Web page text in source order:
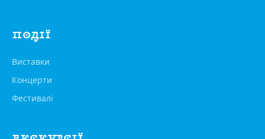
ПОДІЇ
Виставки
Концерти
Фестивалі